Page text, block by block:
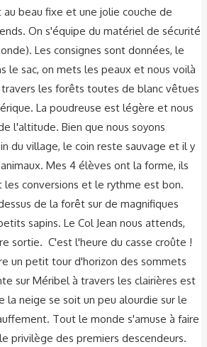
beau fixe et une jolie couche de
On s'équipe du matériel de sécurité
Les consignes sont données, le
le sac, on mets les peaux et nous voilà
travers les forêts toutes de blanc vêtues
La poudreuse est légère et nous
l'altitude. Bien que nous soyons
du village, le coin reste sauvage et il y
Mes 4 élèves ont la forme, ils
conversions et le rythme est bon.
de la forêt sur de magnifiques
sapins. Le Col Jean nous attends,
sortie. C'est l'heure du casse croûte !
un petit tour d'horizon des sommets
sur Méribel à travers les clairières est
la neige se soit un peu alourdie sur le
Tout le monde s'amuse à faire
privilège des premiers descendeurs.